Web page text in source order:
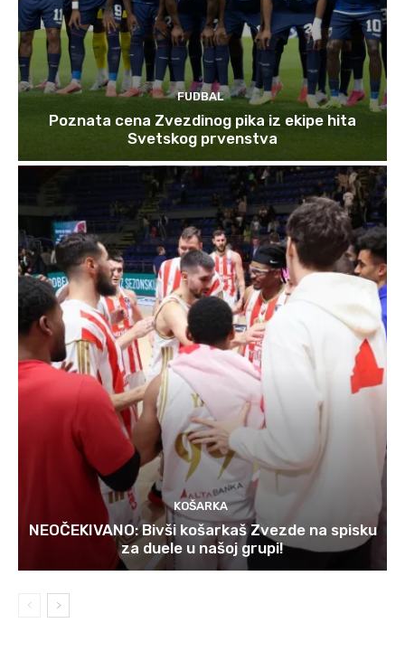
FUDBAL
Poznata cena Zvezdinog pika iz ekipe hita
Svetskog prvenstva
KOŠARKA
NEOČEKIVANO: Bivši košarkaš Zvezde na spisku
za duele u našoj grupi!